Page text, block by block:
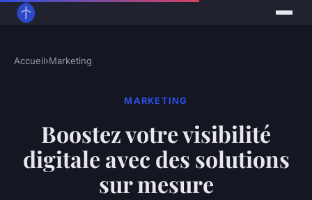
Accueil›Marketing
MARKETING
Boostez votre visibilité
digitale avec des solutions
sur mesure